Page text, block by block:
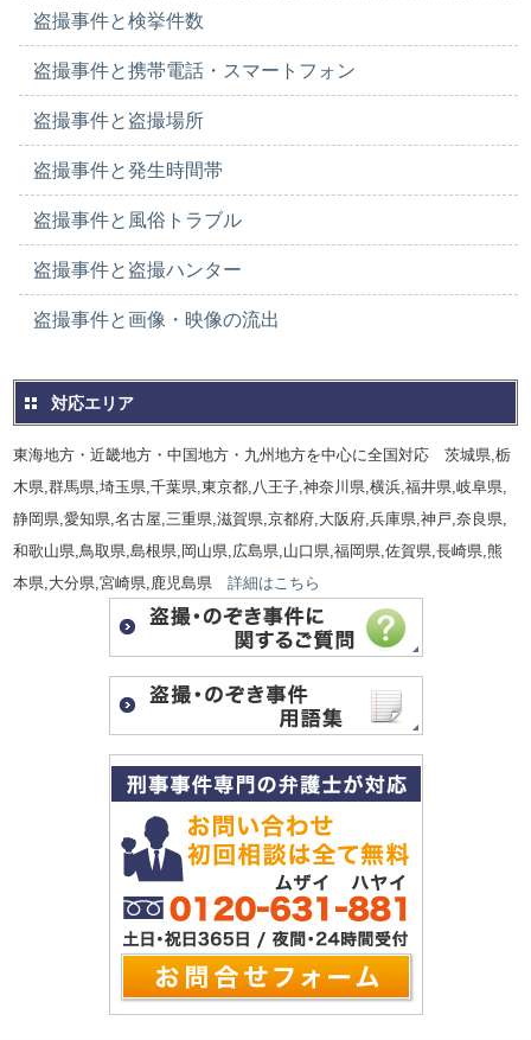
盗撮事件と検挙件数
盗撮事件と携帯電話・スマートフォン
盗撮事件と盗撮場所
盗撮事件と発生時間帯
盗撮事件と風俗トラブル
盗撮事件と盗撮ハンター
盗撮事件と画像・映像の流出
対応エリア
東海地方・近畿地方・中国地方・九州地方を中心に全国対応 茨城県,栃
木県,群馬県,埼玉県,千葉県,東京都,八王子,神奈川県,横浜,福井県,岐阜県,
静岡県,愛知県,名古屋,三重県,滋賀県,京都府,大阪府,兵庫県,神戸,奈良県,
和歌山県,鳥取県,島根県,岡山県,広島県,山口県,福岡県,佐賀県,長崎県,熊
本県,大分県,宮崎県,鹿児島県詳細はこちら